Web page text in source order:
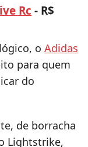
Rc - R$
o Adidas
para quem
do
de borracha
Lightstrike,